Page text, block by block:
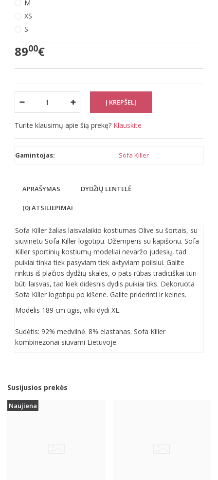
M
XS
S
8900€
Turite klausimų apie šią prekę? Klauskite
Gamintojas: Sofa Killer
APRAŠYMAS DYDŽIŲ LENTELĖ
(0) ATSILIEPIMAI
Sofa Killer žalias laisvalaikio kostiumas Olive su šortais, su
siuvinėtu Sofa Killer logotipu. Džemperis su kapišonu. Sofa
Killer sportinių kostiumų modeliai nevaržo judesių, tad
puikiai tinka tiek pasyviam tiek aktyviam poilsiui. Galite
rinktis iš plačios dydžių skalės, o pats rūbas tradiciškai turi
būti laisvas, tad kiek didesnis dydis puikiai tiks. Dekoruota
Sofa Killer logotipu po kišene. Galite priderinti ir kelnes.
Modelis 189 cm ūgis, vilki dydi XL.
Sudėtis: 92% medvilnė. 8% elastanas. Sofa Killer
kombinezonai siuvami Lietuvoje.
Susijusios prekės
Naujiena